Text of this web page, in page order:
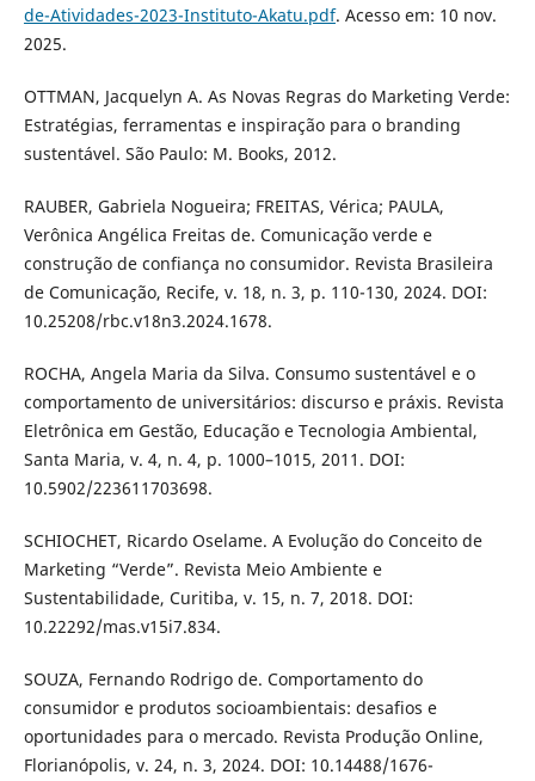
de-Atividades-2023-Instituto-Akatu.pdf. Acesso em: 10 nov.
2025.
OTTMAN, Jacquelyn A. As Novas Regras do Marketing Verde:
Estratégias, ferramentas e inspiração para o branding
sustentável. São Paulo: M. Books, 2012.
RAUBER, Gabriela Nogueira; FREITAS, Vérica; PAULA,
Verônica Angélica Freitas de. Comunicação verde e
construção de confiança no consumidor. Revista Brasileira
de Comunicação, Recife, v. 18, n. 3, p. 110-130, 2024. DOI:
10.25208/rbc.v18n3.2024.1678.
ROCHA, Angela Maria da Silva. Consumo sustentável e o
comportamento de universitários: discurso e práxis. Revista
Eletrônica em Gestão, Educação e Tecnologia Ambiental,
Santa Maria, v. 4, n. 4, p. 1000–1015, 2011. DOI:
10.5902/223611703698.
SCHIOCHET, Ricardo Oselame. A Evolução do Conceito de
Marketing “Verde”. Revista Meio Ambiente e
Sustentabilidade, Curitiba, v. 15, n. 7, 2018. DOI:
10.22292/mas.v15i7.834.
SOUZA, Fernando Rodrigo de. Comportamento do
consumidor e produtos socioambientais: desafios e
oportunidades para o mercado. Revista Produção Online,
Florianópolis, v. 24, n. 3, 2024. DOI: 10.14488/1676-